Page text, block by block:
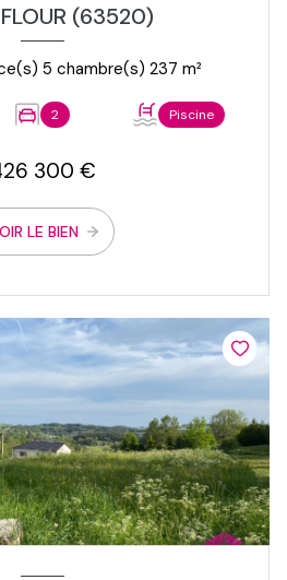
(63520)
Propriete 7 pièce(s) 5 chambre(s) 237 m²
2 Piscine
300 €
LE BIEN